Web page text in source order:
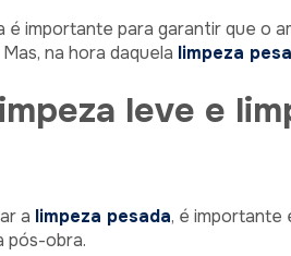
é importante para garantir que o
na hora daquela limpeza
leve e
a limpeza pesada, é importante
pós-obra.